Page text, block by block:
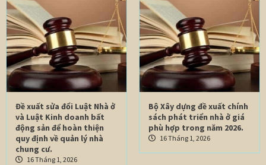
Đề xuất sửa đổi Luật Nhà ở
và Luật Kinh doanh bất
động sản để hoàn thiện
quy định về quản lý nhà
chung cư.
16 Tháng 1, 2026
Bộ Xây dựng đề xuất chính
sách phát triển nhà ở giá
phù hợp trong năm 2026.
16 Tháng 1, 2026